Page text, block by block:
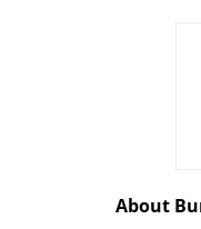
About